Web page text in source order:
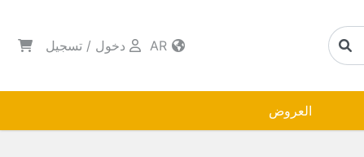
دخول / تسجيل
العروض